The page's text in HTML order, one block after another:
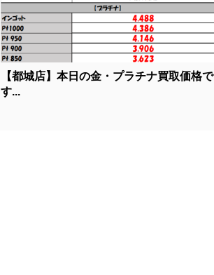
【都城店】本日の金・プラチナ買取価格で
す...